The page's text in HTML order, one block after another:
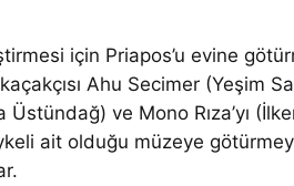
için Priapos’u evine
Ahu Secimer (Yeşim
ve Mono Rıza’yı
ait olduğu müzeye